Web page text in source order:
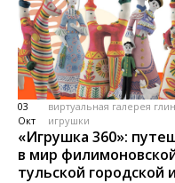
03
Окт
виртуальная галерея
игрушки
«Игрушка 360»:
в мир
тульской городской